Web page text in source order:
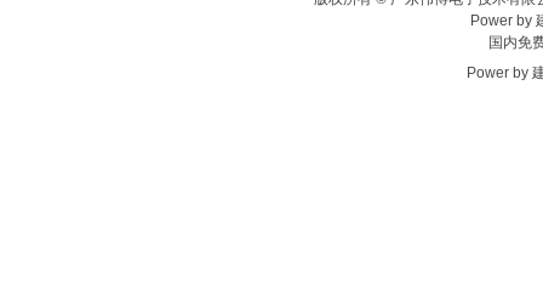
Power by
国内免
Power by